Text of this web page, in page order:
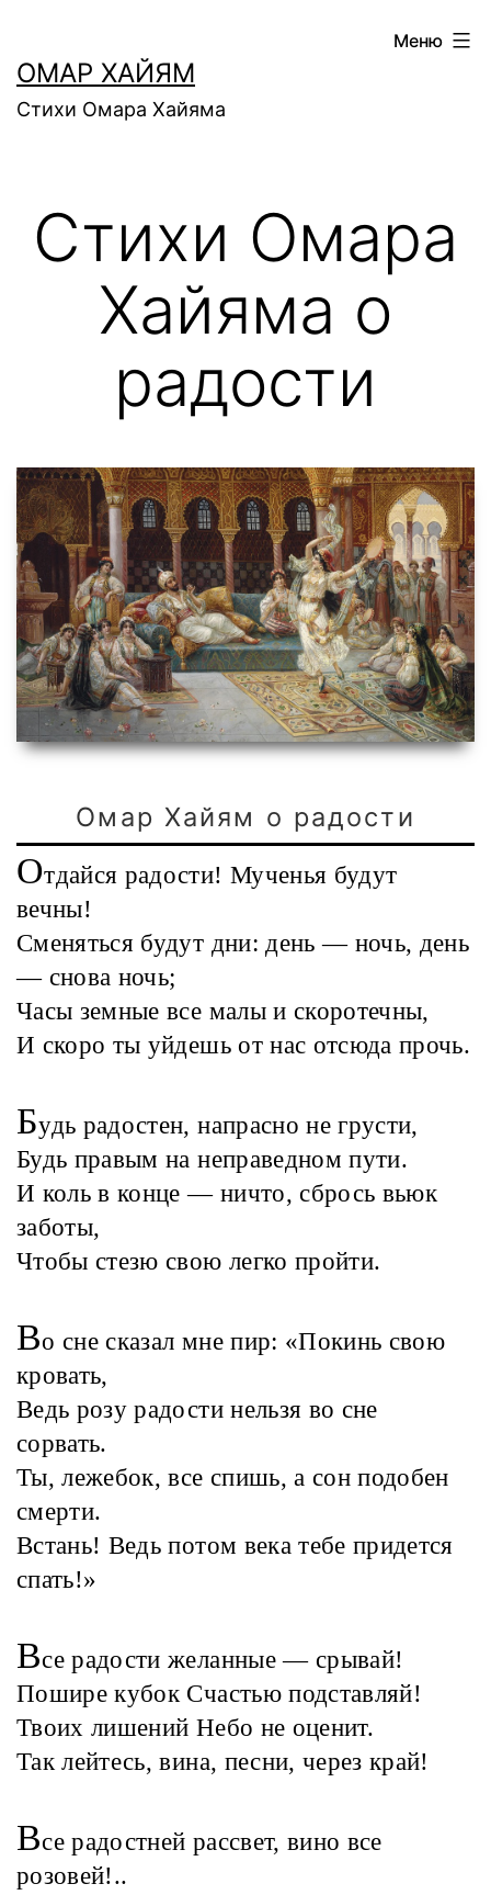
содержимому
ОМАР ХАЙЯМ
Стихи Омара Хайяма
Меню
Стихи Омара
Хайяма о
радости
Омар Хайям о радости
Отдайся радости! Мученья будут
вечны!
Сменяться будут дни: день — ночь, день
— снова ночь;
Часы земные все малы и скоротечны,
И скоро ты уйдешь от нас отсюда прочь.
Будь радостен, напрасно не грусти,
Будь правым на неправедном пути.
И коль в конце — ничто, сбрось вьюк
заботы,
Чтобы стезю свою легко пройти.
Во сне сказал мне пир: «Покинь свою
кровать,
Ведь розу радости нельзя во сне
сорвать.
Ты, лежебок, все спишь, а сон подобен
смерти.
Встань! Ведь потом века тебе придется
спать!»
Все радости желанные — срывай!
Пошире кубок Счастью подставляй!
Твоих лишений Небо не оценит.
Так лейтесь, вина, песни, через край!
Все радостней рассвет, вино все
розовей!..